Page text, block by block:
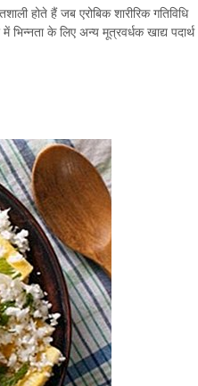
होते हैं जब एरोबिक शारीरिक गतिविधि
के लिए अन्य मूत्रवर्धक खाद्य पदार्थ